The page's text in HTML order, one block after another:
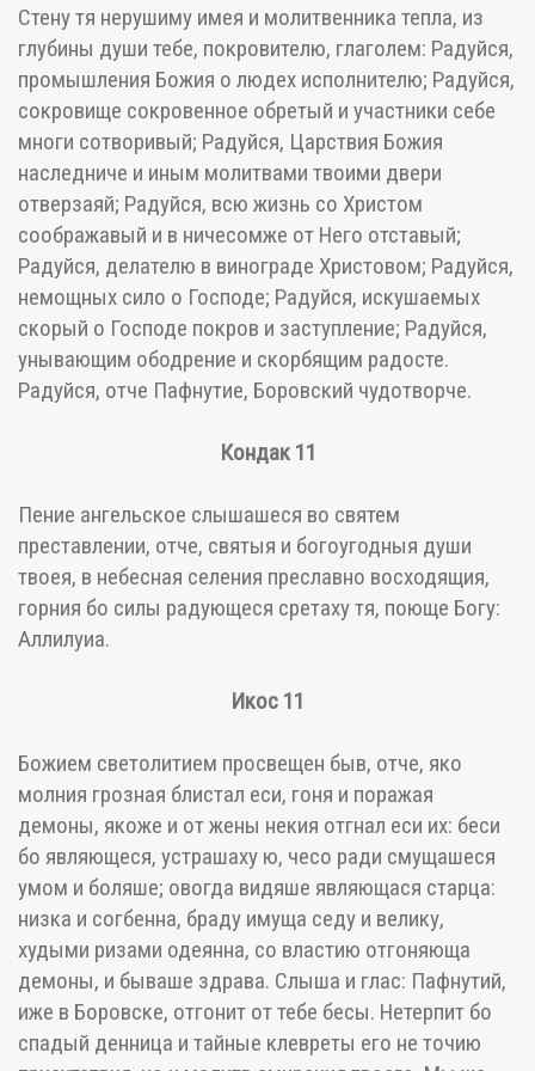
Стену тя нерушиму имея и молитвенника тепла, из
глубины души тебе, покровителю, глаголем: Радуйся,
промышления Божия о людех исполнителю; Радуйся,
сокровище сокровенное обретый и участники себе
многи сотворивый; Радуйся, Царствия Божия
наследниче и иным молитвами твоими двери
отверзаяй; Радуйся, всю жизнь со Христом
соображавый и в ничесомже от Него отставый;
Радуйся, делателю в винограде Христовом; Радуйся,
немощных сило о Господе; Радуйся, искушаемых
скорый о Господе покров и заступление; Радуйся,
унывающим ободрение и скорбящим радосте.
Радуйся, отче Пафнутие, Боровский чудотворче.
Кондак 11
Пение ангельское слышашеся во святем
преставлении, отче, святыя и богоугодныя души
твоея, в небесная селения преславно восходящия,
горния бо силы радующеся сретаху тя, поюще Богу:
Аллилуиа.
Икос 11
Божием светолитием просвещен быв, отче, яко
молния грозная блистал еси, гоня и поражая
демоны, якоже и от жены некия отгнал еси их: беси
бо являющеся, устрашаху ю, чесо ради смущашеся
умом и боляше; овогда видяше являющася старца:
низка и согбенна, браду имуща седу и велику,
худыми ризами одеянна, со властию отгоняюща
демоны, и бываше здрава. Слыша и глас: Пафнутий,
иже в Боровске, отгонит от тебе бесы. Нетерпит бо
спадый денница и тайные клевреты его не точию